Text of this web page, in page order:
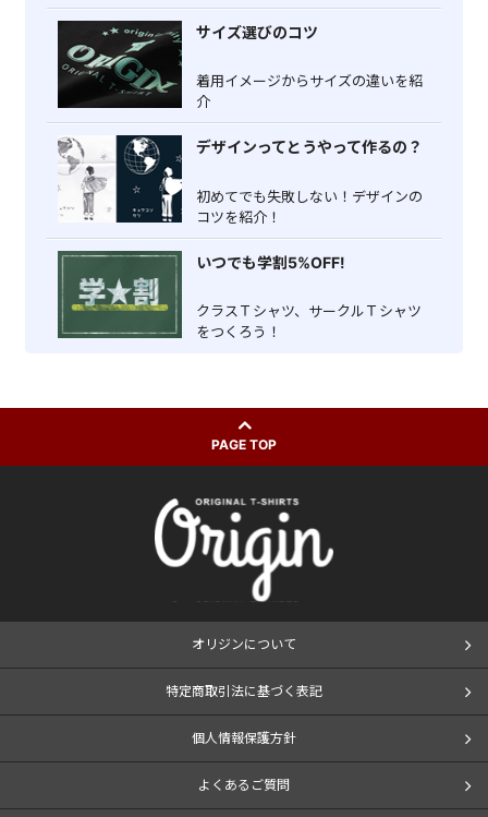
サイズ選びのコツ
着用イメージからサイズの違いを紹
介
デザインってとうやって作るの？
初めてでも失敗しない！デザインの
コツを紹介！
いつでも学割5%OFF!
クラスＴシャツ、サークルＴシャツ
をつくろう！
PAGE TOP
オリジンについて
特定商取引法に基づく表記
個人情報保護方針
よくあるご質問